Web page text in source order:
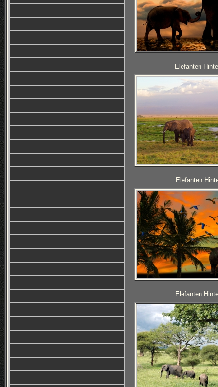
Elefanten
Elefanten
Elefanten